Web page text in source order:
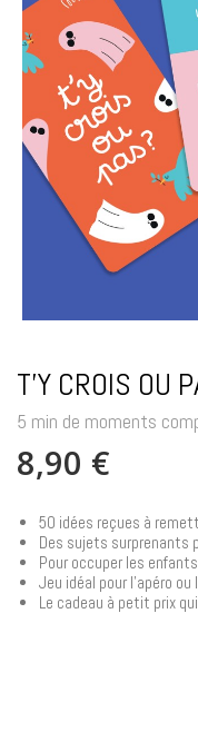
T'Y CROIS OU
5 min de moments
8,90 €
50 idées reçues à
Des sujets surprenants
Pour occuper les
Jeu idéal pour l'apéro
Le cadeau à petit prix